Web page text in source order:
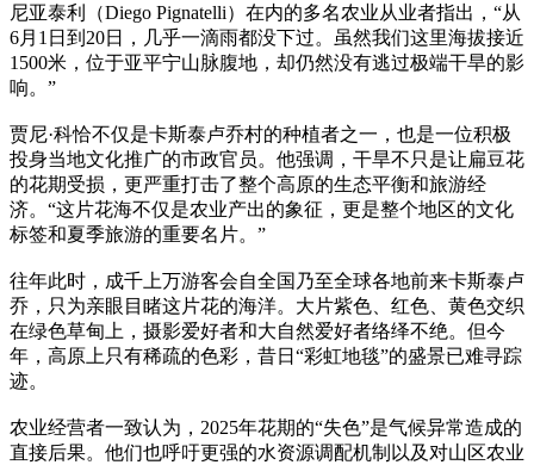
尼亚泰利（Diego Pignatelli）在内的多名农业从业者指出，“从
6月1日到20日，几乎一滴雨都没下过。虽然我们这里海拔接近
1500米，位于亚平宁山脉腹地，却仍然没有逃过极端干旱的影
响。”
贾尼·科恰不仅是卡斯泰卢乔村的种植者之一，也是一位积极
投身当地文化推广的市政官员。他强调，干旱不只是让扁豆花
的花期受损，更严重打击了整个高原的生态平衡和旅游经
济。“这片花海不仅是农业产出的象征，更是整个地区的文化
标签和夏季旅游的重要名片。”
往年此时，成千上万游客会自全国乃至全球各地前来卡斯泰卢
乔，只为亲眼目睹这片花的海洋。大片紫色、红色、黄色交织
在绿色草甸上，摄影爱好者和大自然爱好者络绎不绝。但今
年，高原上只有稀疏的色彩，昔日“彩虹地毯”的盛景已难寻踪
迹。
农业经营者一致认为，2025年花期的“失色”是气候异常造成的
直接后果。他们也呼吁更强的水资源调配机制以及对山区农业